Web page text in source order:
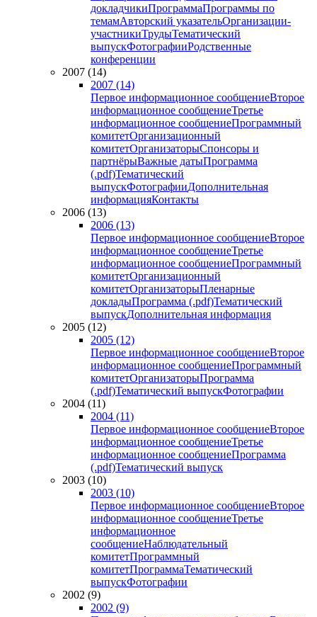
докладчикиПрограммаПрограммы по
темамАвторский указательОрганизации-
участникиТрудыТематический
выпускФотографииРодственные
конференции
2007 (14)
2007 (14)
Первое информационное сообщениеВторое
информационное сообщениеТретье
информационное сообщениеПрограммный
комитетОрганизационный
комитетОрганизаторыСпонсоры и
партнёрыВажные датыПрограмма
(.pdf)Тематический
выпускФотографииДополнительная
информацияКонтакты
2006 (13)
2006 (13)
Первое информационное сообщениеВторое
информационное сообщениеТретье
информационное сообщениеПрограммный
комитетОрганизационный
комитетОрганизаторыПленарные
докладыПрограмма (.pdf)Тематический
выпускДополнительная информация
2005 (12)
2005 (12)
Первое информационное сообщениеВторое
информационное сообщениеПрограммный
комитетОрганизаторыПрограмма
(.pdf)Тематический выпускФотографии
2004 (11)
2004 (11)
Первое информационное сообщениеВторое
информационное сообщениеТретье
информационное сообщениеПрограмма
(.pdf)Тематический выпуск
2003 (10)
2003 (10)
Первое информационное сообщениеВторое
информационное сообщениеТретье
информационное
сообщениеНаблюдательный
комитетПрограммный
комитетПрограммаТематический
выпускФотографии
2002 (9)
2002 (9)